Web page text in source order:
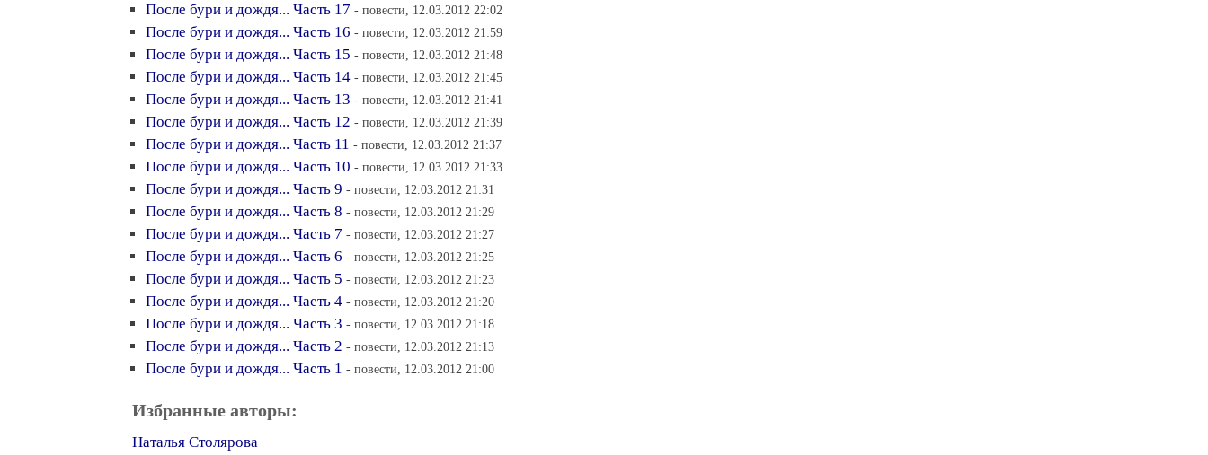
После бури и дождя... Часть 17 - повести, 12.03.2012 22:02
После бури и дождя... Часть 16 - повести, 12.03.2012 21:59
После бури и дождя... Часть 15 - повести, 12.03.2012 21:48
После бури и дождя... Часть 14 - повести, 12.03.2012 21:45
После бури и дождя... Часть 13 - повести, 12.03.2012 21:41
После бури и дождя... Часть 12 - повести, 12.03.2012 21:39
После бури и дождя... Часть 11 - повести, 12.03.2012 21:37
После бури и дождя... Часть 10 - повести, 12.03.2012 21:33
После бури и дождя... Часть 9 - повести, 12.03.2012 21:31
После бури и дождя... Часть 8 - повести, 12.03.2012 21:29
После бури и дождя... Часть 7 - повести, 12.03.2012 21:27
После бури и дождя... Часть 6 - повести, 12.03.2012 21:25
После бури и дождя... Часть 5 - повести, 12.03.2012 21:23
После бури и дождя... Часть 4 - повести, 12.03.2012 21:20
После бури и дождя... Часть 3 - повести, 12.03.2012 21:18
После бури и дождя... Часть 2 - повести, 12.03.2012 21:13
После бури и дождя... Часть 1 - повести, 12.03.2012 21:00
Избранные авторы:
Наталья Столярова